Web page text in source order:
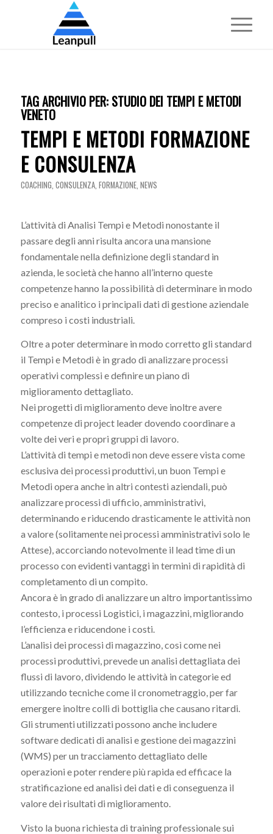
TAG ARCHIVIO PER: STUDIO DEI TEMPI E METODI
VENETO
TEMPI E METODI FORMAZIONE
E CONSULENZA
COACHING, CONSULENZA, FORMAZIONE, NEWS
L’attività di Analisi Tempi e Metodi nonostante il
passare degli anni risulta ancora una mansione
fondamentale nella definizione degli standard in
azienda, le società che hanno all’interno queste
competenze hanno la possibilità di determinare in modo
preciso e analitico i principali dati di gestione aziendale
compreso i costi industriali.
Oltre a poter determinare in modo corretto gli standard
il Tempi e Metodi è in grado di analizzare processi
operativi complessi e definire un piano di
miglioramento dettagliato.
Nei progetti di miglioramento deve inoltre avere
competenze di project leader dovendo coordinare a
volte dei veri e propri gruppi di lavoro.
L’attività di tempi e metodi non deve essere vista come
esclusiva dei processi produttivi, un buon Tempi e
Metodi opera anche in altri contesti aziendali, può
analizzare processi di ufficio, amministrativi,
determinando e riducendo drasticamente le attività non
a valore (solitamente nei processi amministrativi solo le
Attese), accorciando notevolmente il lead time di un
processo con evidenti vantaggi in termini di rapidità di
completamento di un compito.
Ancora è in grado di analizzare un altro importantissimo
contesto, i processi Logistici, i magazzini, migliorando
l’efficienza e riducendone i costi.
L’analisi dei processi di magazzino, così come nei
processi produttivi, prevede un analisi dettagliata dei
flussi di lavoro, dividendo le attività in categorie ed
utilizzando tecniche come il cronometraggio, per far
emergere inoltre colli di bottiglia che causano ritardi.
Gli strumenti utilizzati possono anche includere
software dedicati di analisi e gestione dei magazzini
(WMS) per un tracciamento dettagliato delle
operazioni e poter rendere più rapida ed efficace la
stratificazione ed analisi dei dati e di conseguenza il
valore dei risultati di miglioramento.
Visto la buona richiesta di training professionale sui